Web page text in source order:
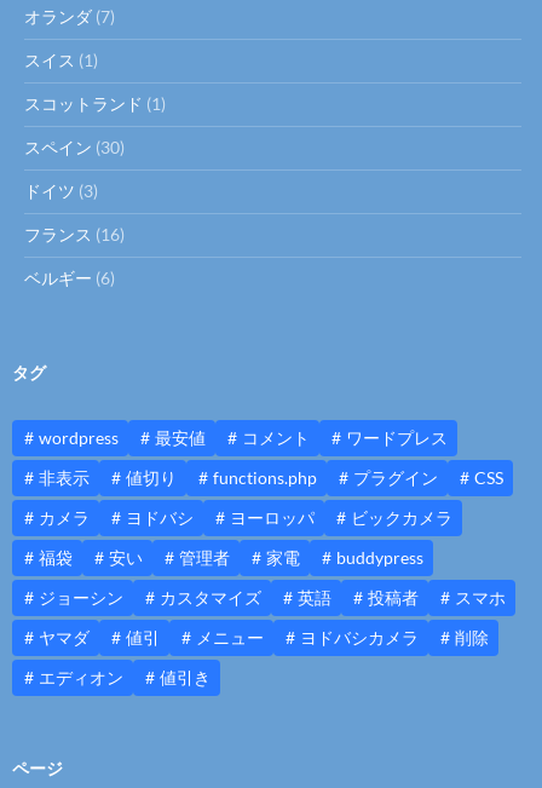
オランダ (7)
スイス (1)
スコットランド (1)
スペイン (30)
ドイツ (3)
フランス (16)
ベルギー (6)
タグ
wordpress 最安値 コメント
ワードプレス
非表示
値切り functions.php プラグイン
CSS
カメラ
ヨドバシ ヨーロッパ
ビックカメラ
福袋
安い 管理者 家電
buddypress
ジョーシン
カスタマイズ 英語 投稿者
スマホ
ヤマダ
値引 メニュー ヨドバシカメラ
削除
エディオン
値引き
ページ